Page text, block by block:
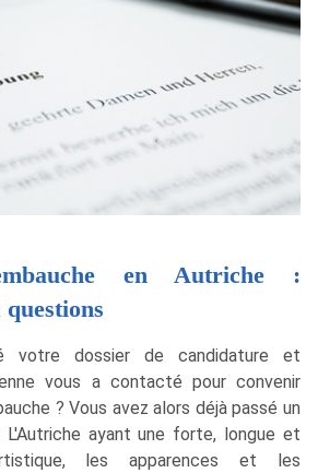
en Autriche :
votre dossier de candidature et
vous a contacté pour convenir
? Vous avez alors déjà passé un
ayant une forte, longue et
les apparences et les